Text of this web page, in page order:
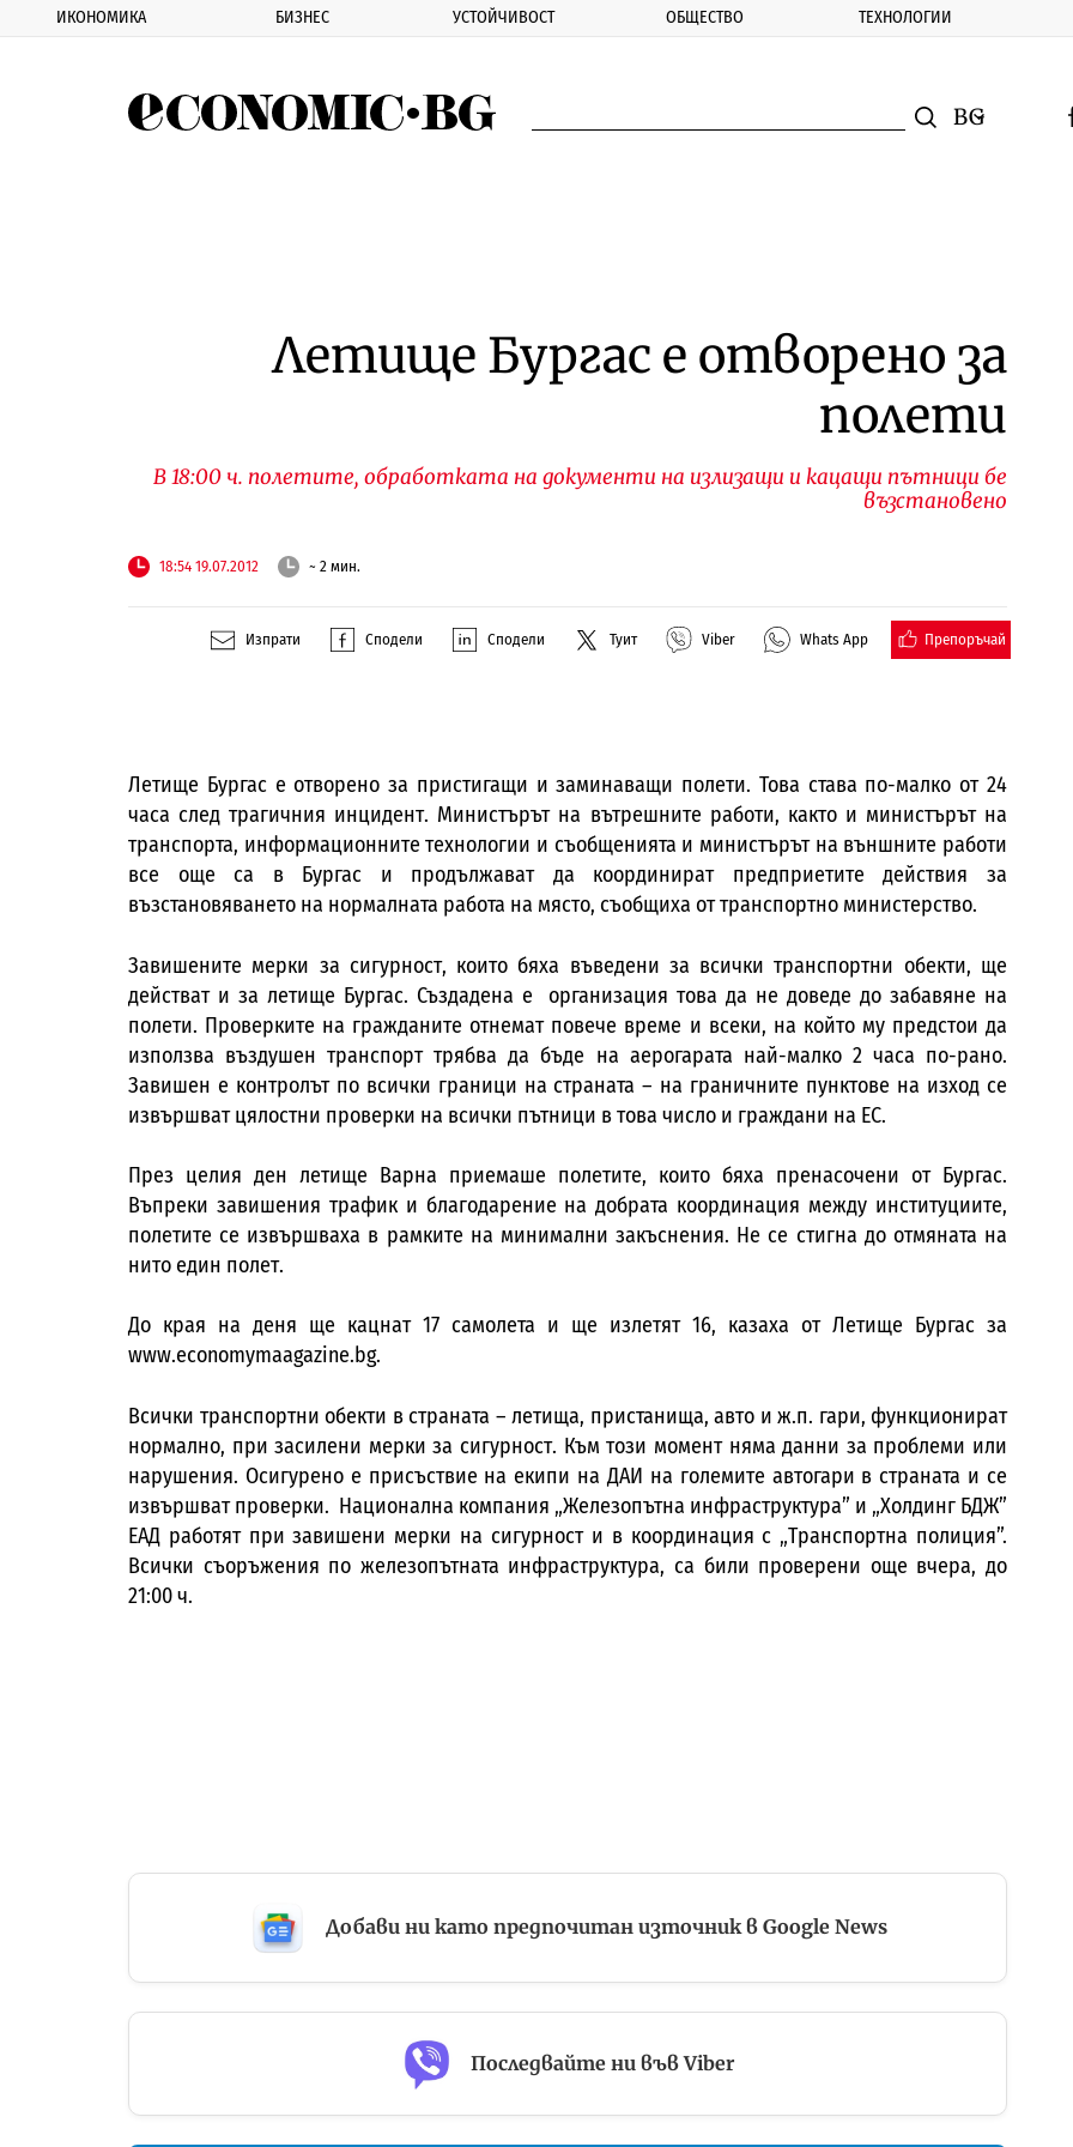
ИКОНОМИКА БИЗНЕС УСТОЙЧИВОСТ ОБЩЕСТВО ТЕХНОЛОГИИ
Смяна на
Летище Бургас е отворено за
полети
В 18:00 ч. полетите, обработката на документи на излизащи и кацащи пътници бе
възстановено
18:54 19.07.2012 ~ 2 мин.
Изпрати Сподели Сподели Туит Viber Whats App Препоръчай
Летище Бургас е отворено за пристигащи и заминаващи полети. Това става по-малко от 24
часа след трагичния инцидент. Министърът на вътрешните работи, както и министърът на
транспорта, информационните технологии и съобщенията и министърът на външните работи
все още са в Бургас и продължават да координират предприетите действия за
възстановяването на нормалната работа на място, съобщиха от транспортно министерство.
Завишените мерки за сигурност, които бяха въведени за всички транспортни обекти, ще
действат и за летище Бургас. Създадена е организация това да не доведе до забавяне на
полети. Проверките на гражданите отнемат повече време и всеки, на който му предстои да
използва въздушен транспорт трябва да бъде на аерогарата най-малко 2 часа по-рано.
Завишен е контролът по всички граници на страната – на граничните пунктове на изход се
извършват цялостни проверки на всички пътници в това число и граждани на ЕС.
През целия ден летище Варна приемаше полетите, които бяха пренасочени от Бургас.
Въпреки завишения трафик и благодарение на добрата координация между институциите,
полетите се извършваха в рамките на минимални закъснения. Не се стигна до отмяната на
нито един полет.
До края на деня ще кацнат 17 самолета и ще излетят 16, казаха от Летище Бургас за
www.economymaagazine.bg.
Всички транспортни обекти в страната – летища, пристанища, авто и ж.п. гари, функционират
нормално, при засилени мерки за сигурност. Към този момент няма данни за проблеми или
нарушения. Осигурено е присъствие на екипи на ДАИ на големите автогари в страната и се
извършват проверки. Национална компания „Железопътна инфраструктура” и „Холдинг БДЖ”
ЕАД работят при завишени мерки на сигурност и в координация с „Транспортна полиция”.
Всички съоръжения по железопътната инфраструктура, са били проверени още вчера, до
21:00 ч.
Добави ни като предпочитан източник в Google News
Последвайте ни във Viber